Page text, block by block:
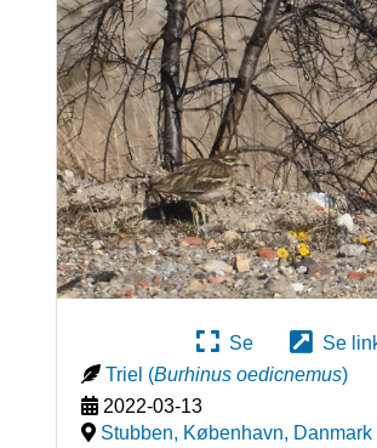
Se
Se
Triel (Burhinus oedicnemus)
2022-03-13
Stubben, København, Danmark